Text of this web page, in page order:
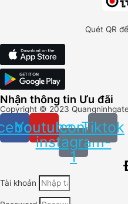
Quét QR
Nhận thông tin Ưu đãi
Copyright © 2023
YoutubeIcon-
instagram-
1
Tiktok
Tài khoản